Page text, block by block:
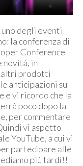
degli eventi
la conferenza di
Conference
novità, in
altri prodotti
anticipazioni su
e vi ricordo che la
poco dopo la
per commentare
vi aspetto
YouTube, a cui vi
partecipare alle
più tardi!!